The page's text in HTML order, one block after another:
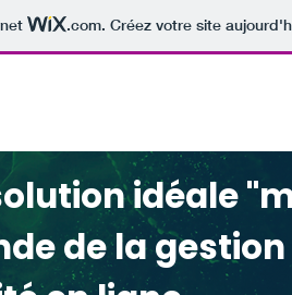
.com. Créez votre site
idéale
de la